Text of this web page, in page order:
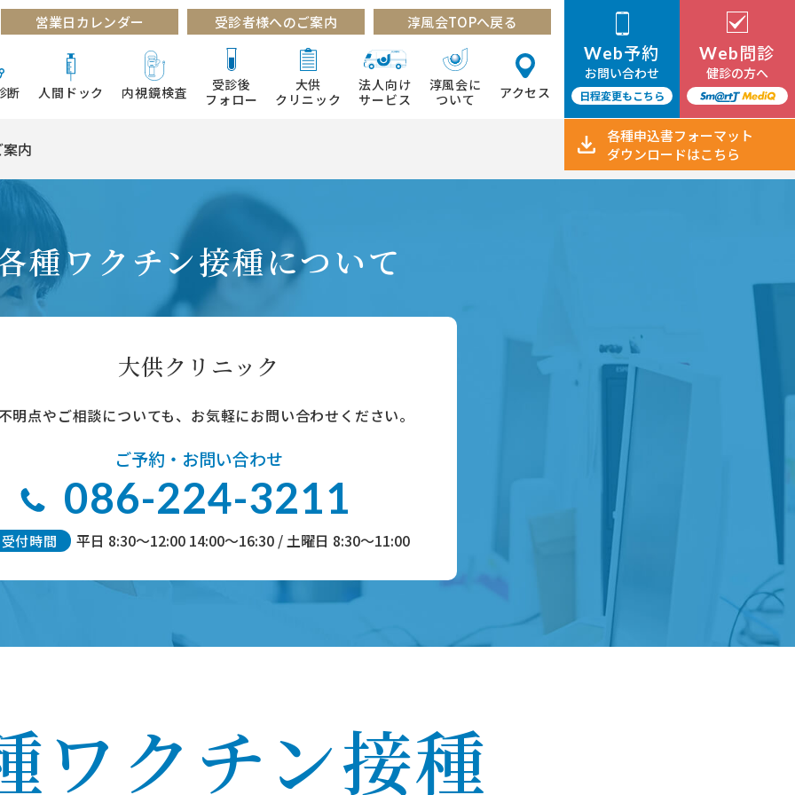
営業日カレンダー 受診者様へのご案内 淳風会TOPへ戻る
断 人間ドック 内視鏡検査
受診後
フォロー
大供
クリニック
法人向け
サービス
淳風会に
ついて
アクセス
Web予約
お問い合わせ
日程変更もこちら
Web問診
健診の方へ
各種申込書フォーマット
ダウンロードはこちら
内
種ワクチン接種について
大供クリニック
明点やご相談についても、 お気軽にお問い合わせください。
ご予約・お問い合わせ
086-224-3211
受付時間 平日 8:30～12:00 14:00～16:30 /土曜日 8:30～11:00
ワクチン接種